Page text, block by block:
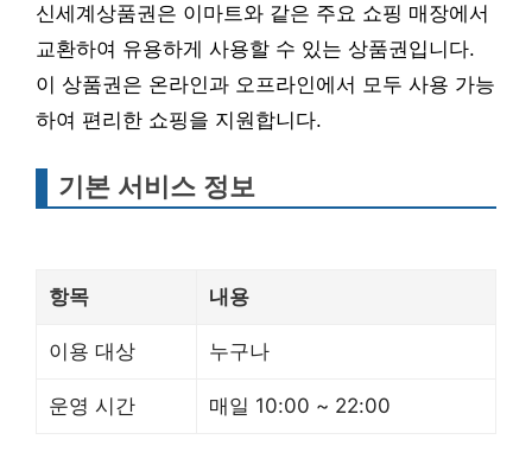
신세계상품권은 이마트와 같은 주요 쇼핑 매장에서
교환하여 유용하게 사용할 수 있는 상품권입니다.
이 상품권은 온라인과 오프라인에서 모두 사용 가능
하여 편리한 쇼핑을 지원합니다.
기본 서비스 정보
항목 내용
이용 대상 누구나
운영 시간 매일 10:00 ~ 22:00